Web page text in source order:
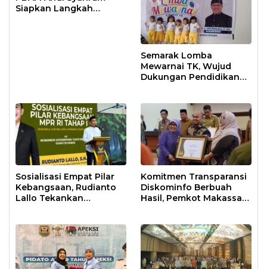
Siapkan Langkah
Semarak Lomba
Mewarnai TK, Wujud
Dukungan Pendidikan
Sosialisasi Empat Pilar
Kebangsaan, Rudianto
Lallo Tekankan
Komitmen Transparansi
Diskominfo Berbuah
Hasil, Pemkot Makassar